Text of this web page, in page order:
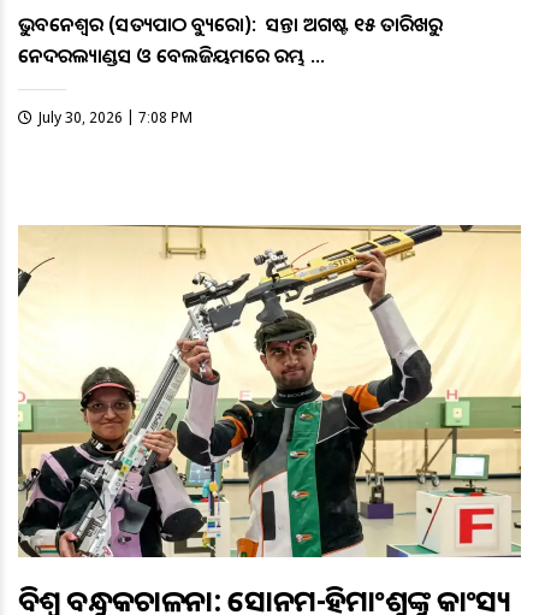
ଭୁବନେଶ୍ୱର (ସତ୍ୟପାଠ ବ୍ୟୁରୋ): ଆସନ୍ତା ଅଗଷ୍ଟ ୧୫ ତାରିଖରୁ
ନେଦରଲ୍ୟାଣ୍ଡସ ଓ ବେଲଜିୟମରେ ଆରମ୍ଭ …
July 30, 2026 | 7:08 PM
ବିଶ୍ବ ବନ୍ଧୁକଚାଳନା: ସୋନମ-ହିମାଂଶୁଙ୍କୁ କାଂସ୍ୟ